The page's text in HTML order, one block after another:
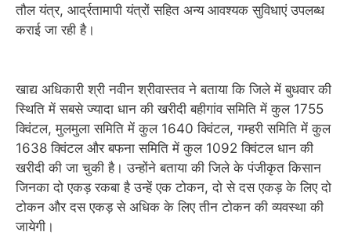
तौल यंत्र, आर्द्रतामापी यंत्रों सहित अन्य आवश्यक सुविधाएं उपलब्ध
कराई जा रही है।
खाद्य अधिकारी श्री नवीन श्रीवास्तव ने बताया कि जिले में बुधवार की
स्थिति में सबसे ज्यादा धान की खरीदी बहीगांव समिति में कुल 1755
क्विंटल, मुलमुला समिति में कुल 1640 क्विंटल, गम्हरी समिति में कुल
1638 क्विंटल और बफना समिति में कुल 1092 क्विंटल धान की
खरीदी की जा चुकी है। उन्होंने बताया की जिले के पंजीकृत किसान
जिनका दो एकड़ रकबा है उन्हें एक टोकन, दो से दस एकड़ के लिए दो
टोकन और दस एकड़ से अधिक के लिए तीन टोकन की व्यवस्था की
जायेगी।